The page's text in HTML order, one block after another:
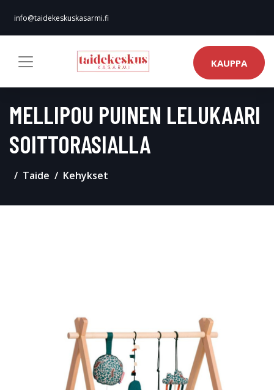
info@taidekeskuskasarmi.fi
KAUPPA
MELLIPOU PUINEN LELUKAARI
SOITTORASIALLA
Taide Kehykset